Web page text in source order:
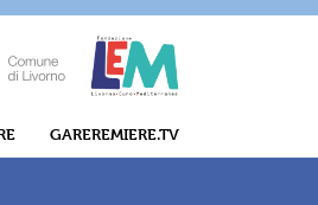
GAREREMIERE.TV